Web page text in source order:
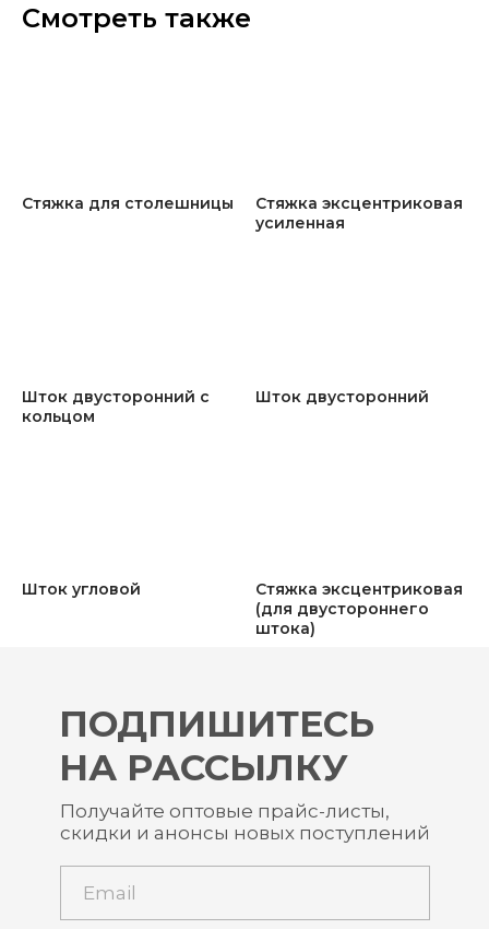
Смотреть также
Стяжка для столешницы
Стяжка эксцентриковая
усиленная
Шток двусторонний с
кольцом
Шток двусторонний
Шток угловой
Стяжка эксцентриковая
(для двустороннего
штока)
ПОДПИШИТЕСЬ
НА РАССЫЛКУ
Получайте оптовые прайс-листы,
скидки и анонсы новых поступлений